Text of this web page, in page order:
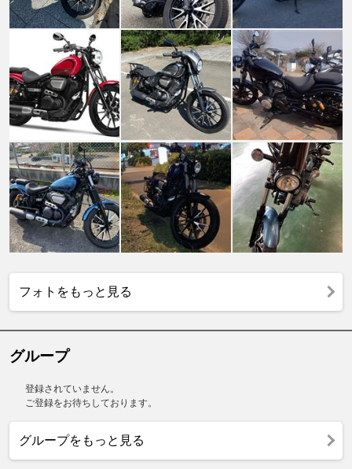
フォトをもっと見る
グループ
登録されていません。
ご登録をお待ちしております。
グループをもっと見る